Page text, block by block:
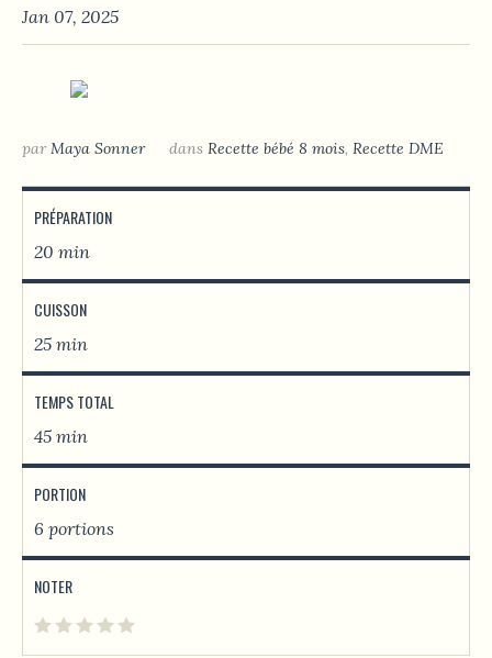
Jan 07, 2025
parMaya Sonner dans Recette bébé 8 mois, Recette DME
PRÉPARATION
20 min
CUISSON
25 min
TEMPS TOTAL
45 min
PORTION
6 portions
NOTER